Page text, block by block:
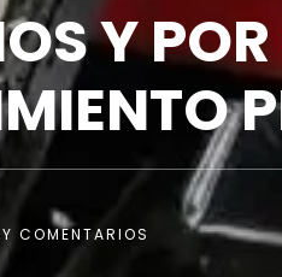
Y
COMENTARIOS